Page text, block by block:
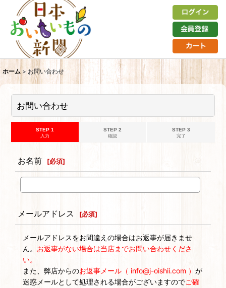
ホーム > お問い合わせ
お問い合わせ
STEP 1
入力
STEP 2
確認
STEP 3
完了
お名前 [必須]
メールアドレス [必須]
メールアドレスをお間違えの場合はお返事が届きませ
ん。 お返事がない場合は当店までお問い合わせくださ
い。
また、弊店からのお返事メール（ info@j-oishii.com ） が
迷惑メールとして処理される場合がございますのでご確